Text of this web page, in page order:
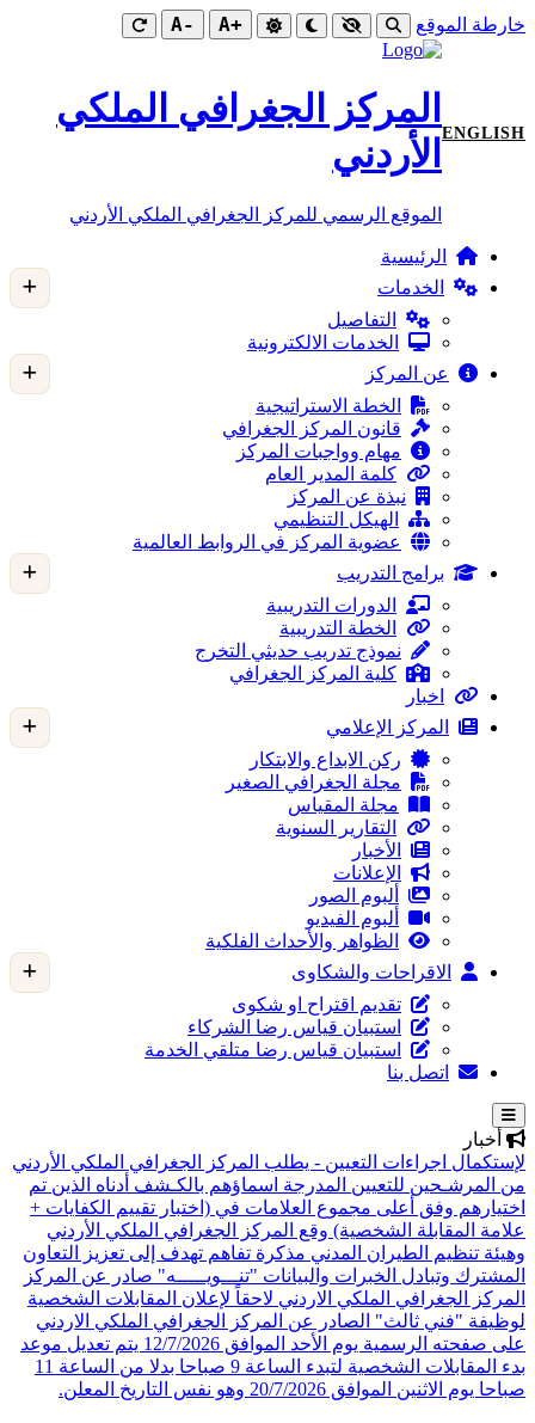
خارطة الموقع +A
-A
ENGLISH
المركز الجغرافي الملكي
الأردني
الموقع الرسمي للمركز الجغرافي الملكي الأردني
الرئيسية
الخدمات
التفاصيل
الخدمات الالكترونية
عن المركز
الخطة الاستراتيجية
قانون المركز الجغرافي
مهام وواجبات المركز
كلمة المدير العام
نبذة عن المركز
الهيكل التنظيمي
عضوية المركز في الروابط العالمية
برامج التدريب
الدورات التدريبية
الخطة التدريبية
نموذج تدريب حديثي التخرج
كلية المركز الجغرافي
اخبار
المركز الإعلامي
ركن الابداع والابتكار
مجلة الجغرافي الصغير
مجلة المقياس
التقارير السنوية
الأخبار
الإعلانات
ألبوم الصور
ألبوم الفيديو
الظواهر والأحداث الفلكية
الاقراحات والشكاوى
تقديم اقتراح او شكوى
استبيان قياس رضا الشركاء
استبيان قياس رضا متلقي الخدمة
اتصل بنا
أخبار
لإستكمال اجراءات التعيين - يطلب المركز الجغرافي الملكي الأردني
من المرشـحين للتعيين المدرجة اسماؤهم بالكـشف أدناه الذين تم
اختيارهم وفق أعلى مجموع العلامات في (اختبار تقييم الكفايات +
علامة المقابلة الشخصية) وقع المركز الجغرافي الملكي الأردني
وهيئة تنظيم الطيران المدني مذكرة تفاهم تهدف إلى تعزيز التعاون
المشترك وتبادل الخبرات والبيانات "تنـــويـــــه" صادر عن المركز
المركز الجغرافي الملكي الاردني لاحقاً لإعلان المقابلات الشخصية
لوظيفة "فني ثالث" الصادر عن المركز الجغرافي الملكي الاردني
على صفحته الرسمية يوم الأحد الموافق 12/7/2026 يتم تعديل موعد
بدء المقابلات الشخصية لتبدء الساعة 9 صباحا بدلا من الساعة 11
صباحا يوم الاثنين الموافق 20/7/2026 وهو نفس التاريخ المعلن.